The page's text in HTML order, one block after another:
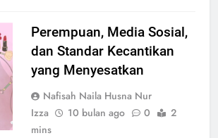
Perempuan, Media Sosial,
dan Standar Kecantikan
yang Menyesatkan
Nafisah Naila Husna Nur
Izza
10 bulan ago 0
2
mins